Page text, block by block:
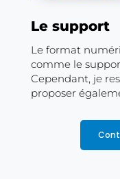
Le support
Le format
comme le
Cependant, je
proposer